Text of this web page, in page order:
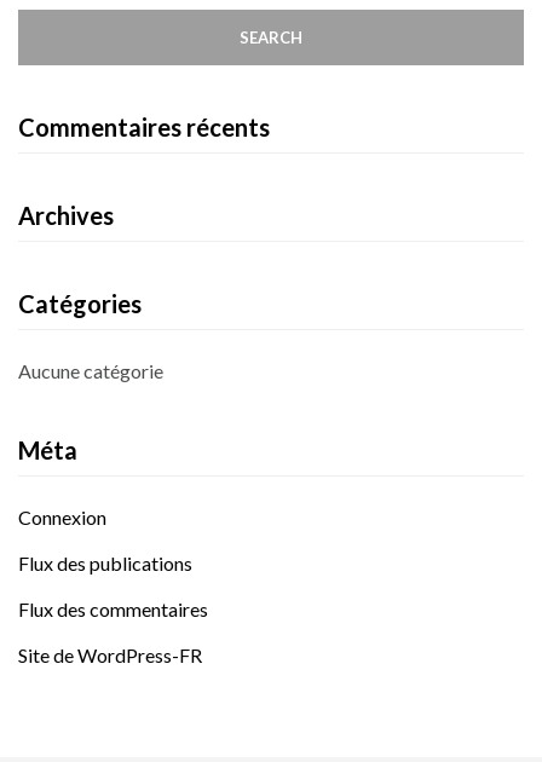
Commentaires récents
Archives
Catégories
Aucune catégorie
Méta
Connexion
Flux des publications
Flux des commentaires
Site de WordPress-FR